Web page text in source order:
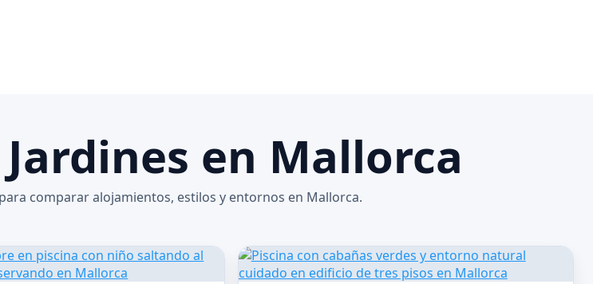
en Mallorca
comparar alojamientos, estilos y entornos en Mallorca.